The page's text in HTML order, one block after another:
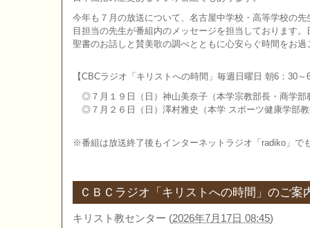
今年も７月の放送について、名古屋中学校・高等学校の
目担当の先生が番組内のメッセージを担当しております
聖書のお話しと賛美歌の調べとともに心安らぐ時間をお過
【CBCラジオ「キリストへの時間」毎週日曜日 朝6：30～
◎７月１９日（日）神山美奈子（本学宗教部長・商学部
◎７月２６日（日）澤村雅史（本学 スポーツ健康学部
※番組は放送終了後もインターネットラジオ「radiko」で
ＣＢＣラジオ「キリストへの時間」のご案
キリスト教センター (2026年7月17日 08:45)